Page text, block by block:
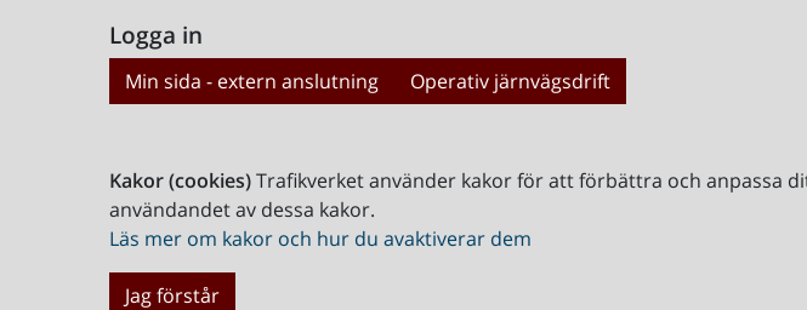
Logga in
Min sida - extern anslutning Operativ järnvägsdrift
Kakor (cookies)Trafikverket använder kakor för att förbättra och anpassa
användandet av dessa kakor.
Läs mer om kakor och hur du avaktiverar dem
Jag förstår